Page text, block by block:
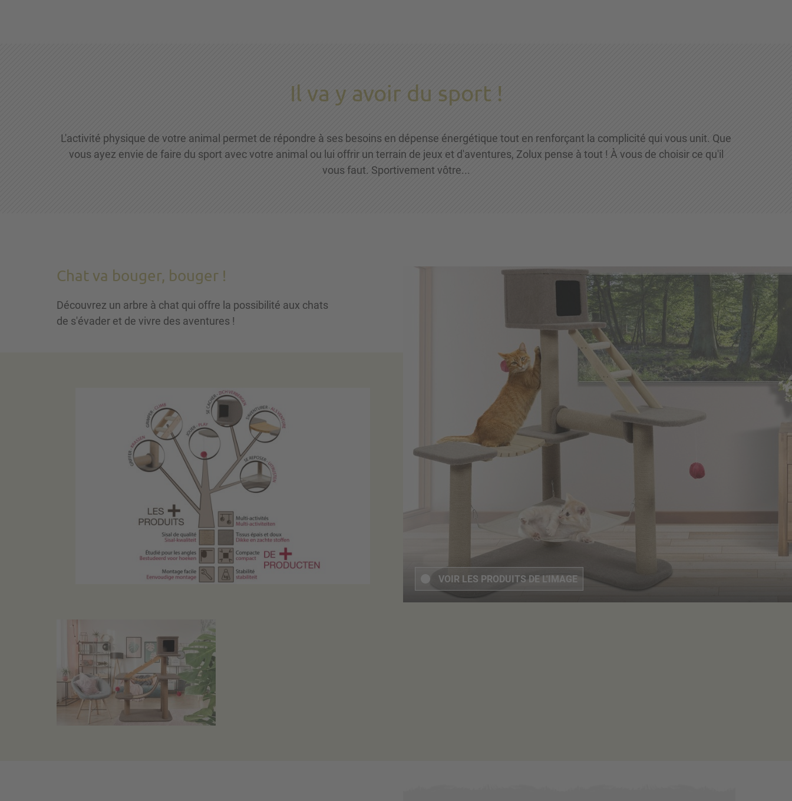
Il va y avoir du sport !
L'activité physique de votre animal permet de répondre à ses besoins en dépense énergétique tout en renforçant la complicité qui vous unit. Que
vous ayez envie de faire du sport avec votre animal ou lui offrir un terrain de jeux et d'aventures, Zolux pense à tout ! À vous de choisir ce qu'il
vous faut. Sportivement vôtre...
Chat va bouger, bouger !
Découvrez un arbre à chat qui offre la possibilité aux chats
de s'évader et de vivre des aventures !
VOIR LES PRODUITS DE L'IMAGE